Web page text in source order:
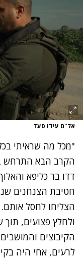
אל"ם עידו סעד
"מכל מה שראיתי
הקרב הבא התרחש
דדו בר כליפא
חטיבת הצנחנים
הצליחו לחסל
ולחלץ פצועים,
הקיבוצים
לרעים, אחי היה